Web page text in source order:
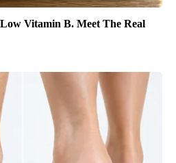
Vitamin B. Meet The Real